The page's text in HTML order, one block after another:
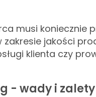
musi koniecznie
zakresie jakości
klienta czy
- wady i zalety